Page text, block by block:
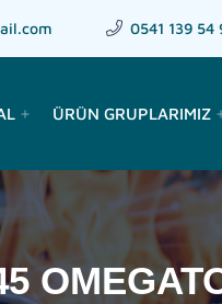
0541 139 54
add ÜRÜN GRUPLARIMIZ